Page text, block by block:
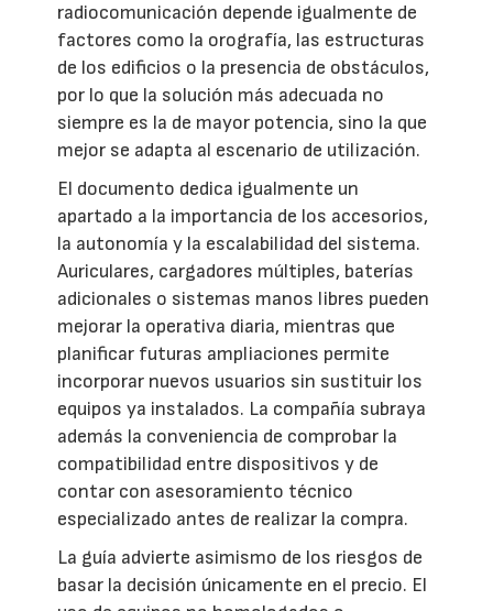
radiocomunicación depende igualmente de
factores como la orografía, las estructuras
de los edificios o la presencia de obstáculos,
por lo que la solución más adecuada no
siempre es la de mayor potencia, sino la que
mejor se adapta al escenario de utilización.
El documento dedica igualmente un
apartado a la importancia de los accesorios,
la autonomía y la escalabilidad del sistema.
Auriculares, cargadores múltiples, baterías
adicionales o sistemas manos libres pueden
mejorar la operativa diaria, mientras que
planificar futuras ampliaciones permite
incorporar nuevos usuarios sin sustituir los
equipos ya instalados. La compañía subraya
además la conveniencia de comprobar la
compatibilidad entre dispositivos y de
contar con asesoramiento técnico
especializado antes de realizar la compra.
La guía advierte asimismo de los riesgos de
basar la decisión únicamente en el precio. El